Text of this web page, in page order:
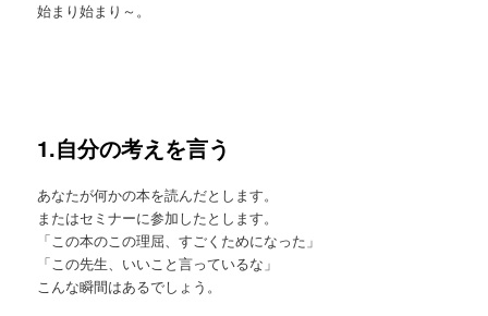
始まり始まり～。
1.自分の考えを言う
あなたが何かの本を読んだとします。
またはセミナーに参加したとします。
「この本のこの理屈、すごくためになった」
「この先生、いいこと言っているな」
こんな瞬間はあるでしょう。